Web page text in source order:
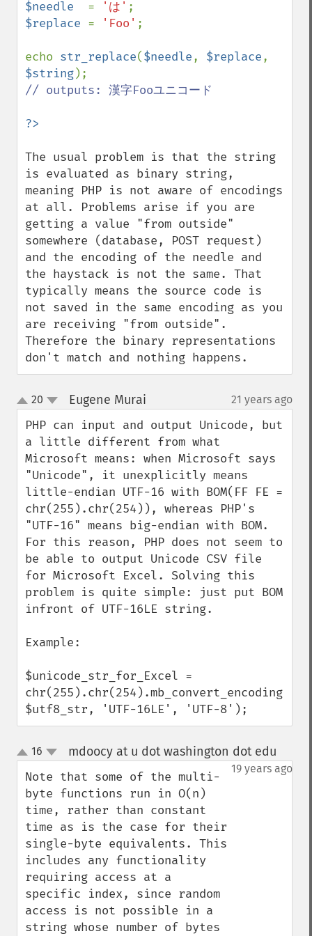
$needle = 'は'
$replace = 'Foo' ;
echo str_replace($needle, $replace
$string
// outputs: 漢字Fooユニコード
The usual problem is that the string
is evaluated as binary string,
meaning PHP is not aware of encodings
at all. Problems arise if you are
getting a value "from outside"
somewhere (database, POST request)
and the encoding of the needle and
the haystack is not the same. That
typically means the source code is
not saved in the same encoding as you
are receiving "from outside".
Therefore the binary representations
don't match and nothing happens.
up
down
20 Eugene Murai 21 years ago
PHP can input and output Unicode, but
a little different from what
Microsoft means: when Microsoft says
"Unicode", it unexplicitly means
little-endian UTF-16 with BOM(FF FE =
chr(255).chr(254)), whereas PHP's
"UTF-16" means big-endian with BOM.
For this reason, PHP does not seem to
be able to output Unicode CSV file
for Microsoft Excel. Solving this
problem is quite simple: just put BOM
infront of UTF-16LE string.
Example:
$unicode_str_for_Excel =
chr(255).chr(254).mb_convert_encoding(
$utf8_str, 'UTF-16LE', 'UTF-8');
up
down
16 mdoocy at u dot washington dot edu
19 years ago
Note that some of the multi-
byte functions run in O(n)
time, rather than constant
time as is the case for their
single-byte equivalents. This
includes any functionality
requiring access at a
specific index, since random
access is not possible in a
string whose number of bytes